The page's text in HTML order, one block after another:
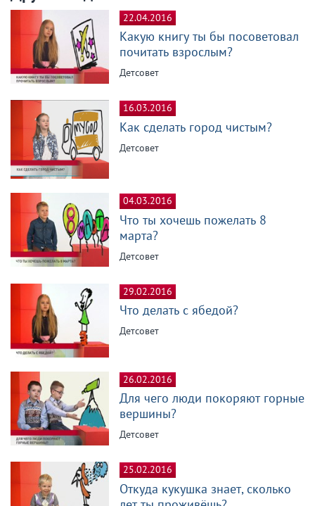
22.04.2016
Какую книгу ты бы посоветовал
почитать взрослым?
Детсовет
16.03.2016
Как сделать город чистым?
Детсовет
04.03.2016
Что ты хочешь пожелать 8
марта?
Детсовет
29.02.2016
Что делать с ябедой?
Детсовет
26.02.2016
Для чего люди покоряют горные
вершины?
Детсовет
25.02.2016
Откуда кукушка знает, сколько